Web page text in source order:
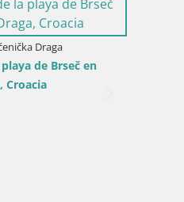
Draga
de Brseč en
Croacia